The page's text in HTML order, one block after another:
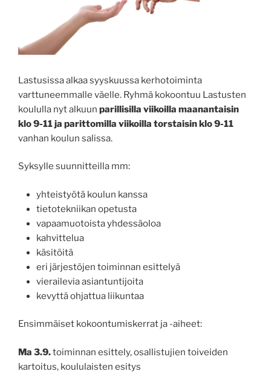
Lastusissa alkaa syyskuussa kerhotoiminta
varttuneemmalle väelle. Ryhmä kokoontuu Lastusten
koululla nyt alkuun parillisilla viikoilla maanantaisin
klo 9-11 ja parittomilla viikoilla torstaisin klo 9-11
vanhan koulun salissa.
Syksylle suunnitteilla mm:
yhteistyötä koulun kanssa
tietotekniikan opetusta
vapaamuotoista yhdessäoloa
kahvittelua
käsitöitä
eri järjestöjen toiminnan esittelyä
vierailevia asiantuntijoita
kevyttä ohjattua liikuntaa
Ensimmäiset kokoontumiskerrat ja -aiheet:
Ma 3.9.toiminnan esittely, osallistujien toiveiden
kartoitus, koululaisten esitys